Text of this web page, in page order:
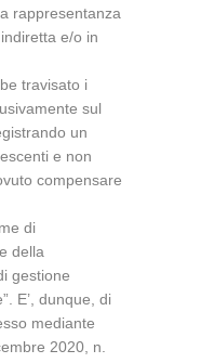
rappresentanza
e/o in
travisato i
sul
un
e non
compensare
di
della
gestione
E’, dunque, di
mediante
2020, n.